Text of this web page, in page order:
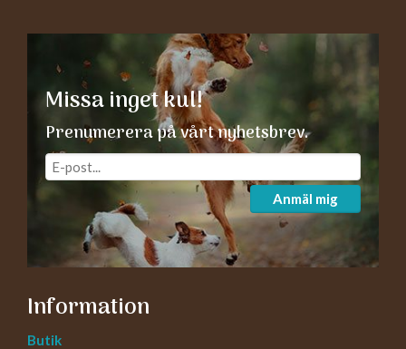
Missa inget kul!
Prenumerera på vårt nyhetsbrev.
Anmäl mig
Information
Butik